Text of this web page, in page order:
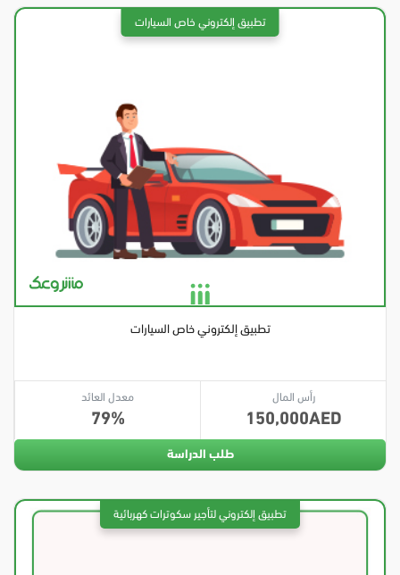
تطبيق إلكتروني خاص السيارات
رأس المال
150,000
معدل العائد
79
طلب الدراسة